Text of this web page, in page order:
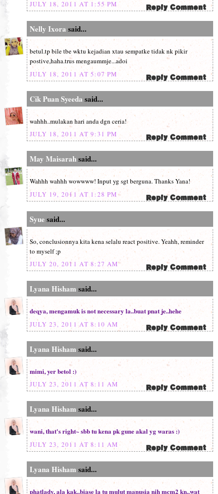
JULY 18, 2011 AT 1:55 PM
Nelly Ixora said...
betul.tp bile tbe wktu kejadian xtau sempatke tidak nk pikir
postive,haha.trus mengaummje...adoi
JULY 18, 2011 AT 5:07 PM
Cik Puan Syeeda said...
wahhh..mulakan hari anda dgn ceria!
JULY 18, 2011 AT 9:31 PM
May Maisarahsaid...
Wahhh wahhh wowwww! Input yg sgt berguna. Thanks Yana!
JULY 19, 2011 AT 1:28 PM
Syue said...
So, conclusionnya kita kena selalu react positive. Yeahh, reminder
to myself ;p
JULY 20, 2011 AT 8:27 AM
Lyana Hisham said...
deqya, mengamuk is not necessary la..buat pnat je..hehe
JULY 23, 2011 AT 8:10 AM
Lyana Hisham said...
mimi, yer betol :)
JULY 23, 2011 AT 8:11 AM
Lyana Hisham said...
wani, that's right~ sbb tu kena pk gune akal yg waras :)
JULY 23, 2011 AT 8:11 AM
Lyana Hisham said...
phatlady, ala kak..biase la tu mulut manusia nih mcm2 kn..wat